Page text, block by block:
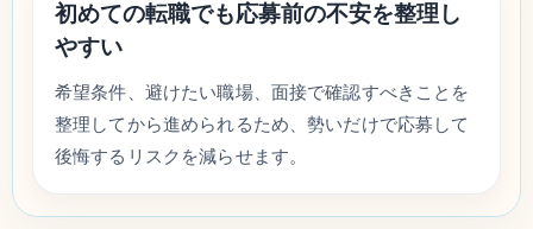
初めての転職でも応募前の不安を整理し
やすい
希望条件、避けたい職場、面接で確認すべきことを
整理してから進められるため、勢いだけで応募して
後悔するリスクを減らせます。